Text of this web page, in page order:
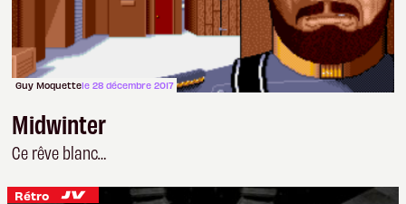
Guy Moquettele 28 décembre 2017
Midwinter
Ce rêve blanc…
Rétro